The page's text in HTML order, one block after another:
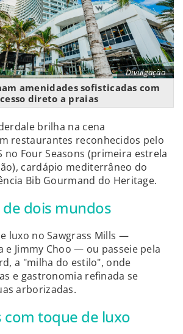
Divulgação
amenidades sofisticadas com
direto a praias
brilha na cena
restaurantes reconhecidos pelo
no Four Seasons (primeira estrela
cardápio mediterrâneo do
Bib Gourmand do Heritage.
dois mundos
luxo no Sawgrass Mills —
e Jimmy Choo — ou passeie pela
a "milha do estilo", onde
e gastronomia refinada se
arborizadas.
com toque de luxo